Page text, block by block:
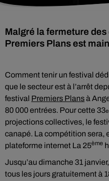
Malgré la fermeture
Premiers Plans est
Comment tenir un festival
que le secteur est à l’arrêt
festival Premiers Plansà
80 000 entrées. Pour cette 33e
projections collectives, le
canapé. La compétition sera,
plateforme internet La 25ème
Jusqu’au dimanche 31
tous les jours gratuitement à